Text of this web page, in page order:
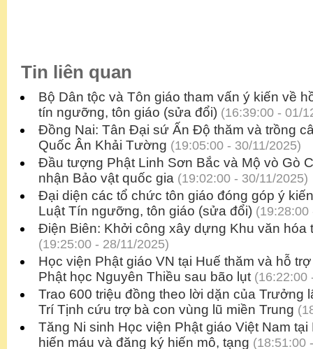
Tin liên quan
Bộ Dân tộc và Tôn giáo tham vấn ý kiến về
tín ngưỡng, tôn giáo (sửa đổi) (16:39:00 - 01/
Đồng Nai: Tân Đại sứ Ấn Độ thăm và trồng
Quốc Ân Khải Tường (19:05:00 - 30/11/2025)
Đầu tượng Phật Linh Sơn Bắc và Mộ vò Gò
nhận Bảo vật quốc gia (19:02:00 - 30/11/2025)
Đại diện các tổ chức tôn giáo đóng góp ý
Luật Tín ngưỡng, tôn giáo (sửa đổi) (19:28:00
Điện Biên: Khởi công xây dựng Khu văn hóa
(19:25:00 - 28/11/2025)
Học viện Phật giáo VN tại Huế thăm và hỗ
Phật học Nguyên Thiều sau bão lụt (16:22:00
Trao 600 triệu đồng theo lời dặn của Trưởng
Trí Tịnh cứu trợ bà con vùng lũ miền Trung
Tăng Ni sinh Học viện Phật giáo Việt Nam
hiến máu và đăng ký hiến mô, tạng (18:51:00